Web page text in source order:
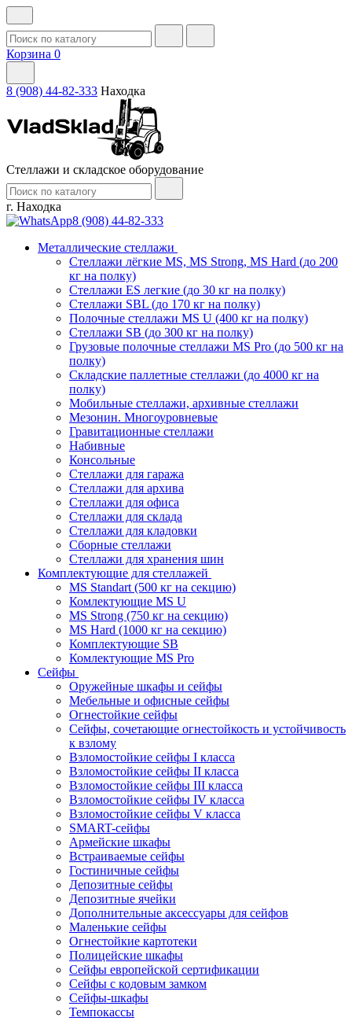
Корзина 0
8 (908) 44-82-333 Находка
Стеллажи и складское оборудование
г. Находка
8 (908) 44-82-333
Металлические стеллажи
Стеллажи лёгкие MS, MS Strong, MS Hard (до 200
кг на полку)
Стеллажи ES легкие (до 30 кг на полку)
Стеллажи SBL (до 170 кг на полку)
Полочные стеллажи MS U (400 кг на полку)
Стеллажи SB (до 300 кг на полку)
Грузовые полочные стеллажи MS Pro (до 500 кг на
полку)
Складские паллетные стеллажи (до 4000 кг на
полку)
Мобильные стеллажи, архивные стеллажи
Мезонин. Многоуровневые
Гравитационные стеллажи
Набивные
Консольные
Стеллажи для гаража
Стеллажи для архива
Стеллажи для офиса
Стеллажи для склада
Стеллажи для кладовки
Сборные стеллажи
Стеллажи для хранения шин
Комплектующие для стеллажей
MS Standart (500 кг на секцию)
Комлектующие MS U
MS Strong (750 кг на секцию)
MS Hard (1000 кг на секцию)
Комплектующие SB
Комлектующие MS Pro
Сейфы
Оружейные шкафы и сейфы
Мебельные и офисные сейфы
Огнестойкие сейфы
Сейфы, сочетающие огнестойкость и устойчивость
к взлому
Взломостойкие сейфы I класса
Взломостойкие сейфы II класса
Взломостойкие сейфы III класса
Взломостойкие сейфы IV класса
Взломостойкие сейфы V класса
SMART-сейфы
Армейские шкафы
Встраиваемые сейфы
Гостиничные сейфы
Депозитные сейфы
Депозитные ячейки
Дополнительные аксессуары для сейфов
Маленькие сейфы
Огнестойкие картотеки
Полицейские шкафы
Сейфы европейской сертификации
Сейфы с кодовым замком
Сейфы-шкафы
Темпокассы